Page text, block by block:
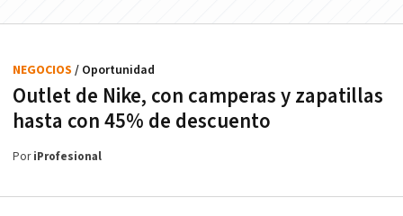
Outlet de Nike, con camperas y zapatillas
hasta con 45% de descuento
NEGOCIOS / Oportunidad
PoriProfesional